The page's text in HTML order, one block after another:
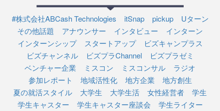
#株式会社ABCash Technologies itSnap pickup
Uターン
その他話題
アナウンサー インタビュー
インターン
インターンシップ
スタートアップ
ビズキャンプラス
ビズチャンネル
ビズプラChannel
ビズプラゼミ
ベンチャー企業
ミスコン ミスコンサル
ラジオ
参加レポート
地域活性化 地方企業
地方創生
夏の就活スタイル
大学生 大学生活 女性経営者
学生
学生キャスター
学生キャスター座談会
学生ライター